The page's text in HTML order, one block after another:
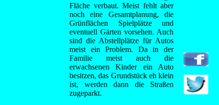
Fläche verbaut. Meist fehlt aber
noch eine Gesamtplanung, die
Grünflächen Spielplätze und
eventuell Gärten vorsehen. Auch
sind die Abstellplätze für Autos
meist ein Problem. Da in der
Familie meist auch die
erwachsenen Kinder ein Auto
besitzen, das Grundstück eh klein
ist, werden dann die Straßen
zugeparkt.